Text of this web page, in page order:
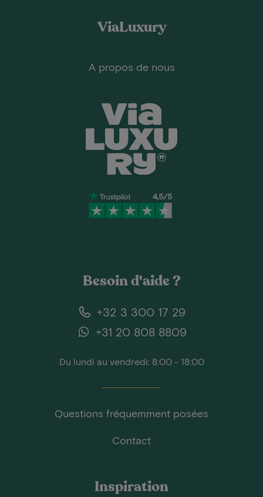
ViaLuxury
A propos de nous
Besoin d'aide ?
+32 3 300 17 29
+31 20 808 8809
Du lundi au vendredi: 8:00 - 18:00
Questions fréquemment posées
Contact
Inspiration